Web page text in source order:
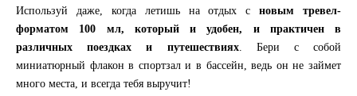
Используй даже, когда летишь на отдых с новым тревел-
форматом 100 мл, который и удобен, и практичен в
различных поездках и путешествиях. Бери с собой
миниатюрный флакон в спортзал и в бассейн, ведь он не займет
много места, и всегда тебя выручит!